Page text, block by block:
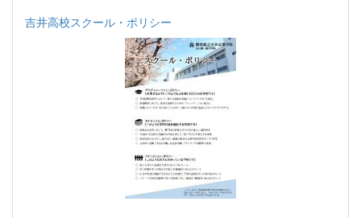
吉井高校スクール・ポリシー